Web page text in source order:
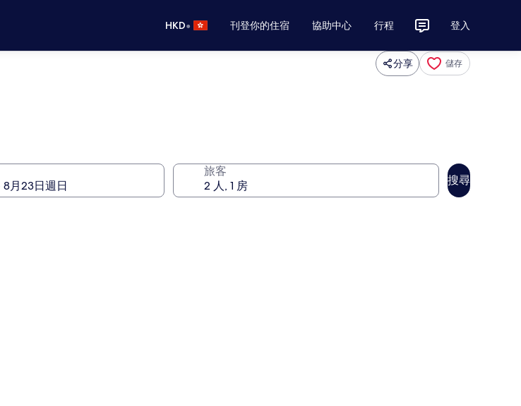
HKD• 刊登你的住宿 協助中心 行程 登入
分享 儲存
旅客
搜尋